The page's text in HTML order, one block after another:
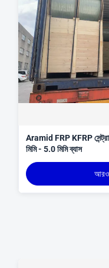
Aramid FRP KFRP
মিমি - 5.0 মিমি ব্যাস